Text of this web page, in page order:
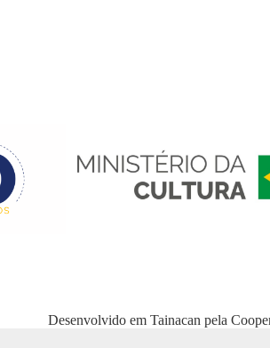
Desenvolvido em Tainacan pela